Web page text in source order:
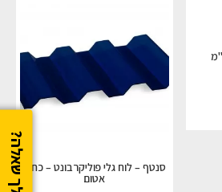
יש לך שאלה? סנטף – לוח גלי פוליקרבונט – כחול
אטום